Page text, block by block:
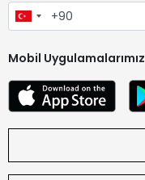
Mobil Uygulamalarımız